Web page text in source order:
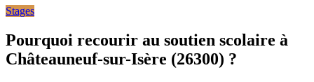
Stages
Pourquoi recourir au soutien scolaire à
Châteauneuf-sur-Isère (26300) ?